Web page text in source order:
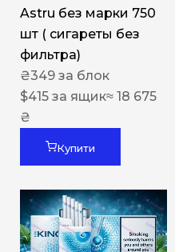
Astru без марки 750
шт ( сигареты без
фильтра)
₴349 за блок
$415 за ящик≈ 18 675
₴
Купити